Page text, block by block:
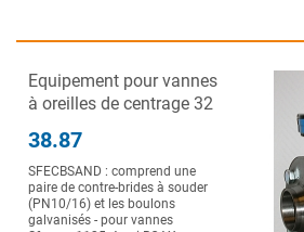
Equipement pour vannes
à oreilles de centrage 32
38.87
SFECBSAND : comprend une
paire de contre-brides à souder
(PN10/16) et les boulons
galvanisés - pour vannes